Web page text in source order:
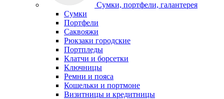
Сумки, портфели, галантерея
Сумки
Портфели
Саквояжи
Рюкзаки городские
Портпледы
Клатчи и борсетки
Ключницы
Ремни и пояса
Кошельки и портмоне
Визитницы и кредитницы